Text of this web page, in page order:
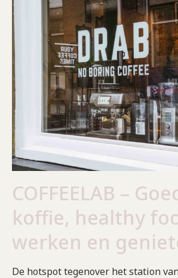
COFFEELAB –
koffie, healthy
werken en
De hotspot tegenover het station